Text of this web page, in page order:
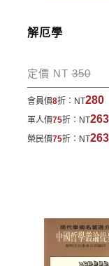
運費說明:
包裹運送，一律
費。外文書籍將
寄送說明:
付款完成後，本
所指定的地點。
解厄學
定價 NT350
會員價8折： NT280
軍人價75折： NT263
榮民價75折： NT263